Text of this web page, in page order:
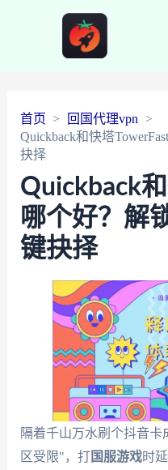
首页
回国代理vpn
Quickback和快塔
抉择
Quickback
哪个好？解
键抉择
隔着千山万水刷个抖音卡
区受限"，打国服游戏时